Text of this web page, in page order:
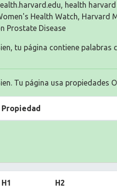
health
Health Watch, Harvard
Prostate Disease
tu página contiene palabras
Tu página usa propiedades
Propiedad
H1 H2